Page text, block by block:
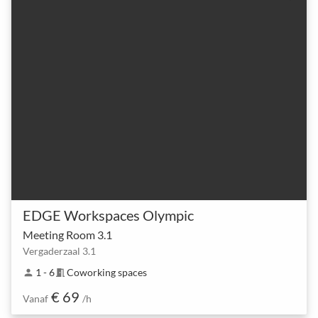
EDGE Workspaces Olympic
Meeting Room 3.1
Vergaderzaal 3.1
person 1 - 6meeting_room Coworking spaces
Vanaf € 69 /h